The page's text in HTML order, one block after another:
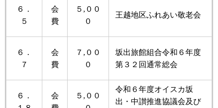
６．
５
会
費
５,００
０
王越地区ふれあい敬老会
６．
７
会
費
７,００
０
坂出旅館組合令和６年度
第３２回通常総会
６．
会
５,００
令和６年度オイスカ坂
出・中讃推進協議会及び